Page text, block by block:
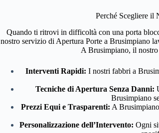
Perché Scegliere il
Quando ti ritrovi in difficoltà con una porta
nostro servizio di Apertura Porte a Brusimpiano
A Brusimpiano, il
Interventi Rapidi: I nostri fabbri a
Tecniche di Apertura Senza Danni:
Brusimpiano
Prezzi Equi e Trasparenti: A
Personalizzazione dell’Intervento: Ogni